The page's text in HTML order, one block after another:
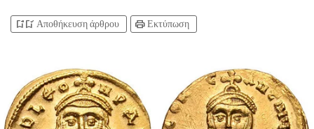
bookmark_addbookmark_added Αποθήκευση άρθρου printΕκτύπωση